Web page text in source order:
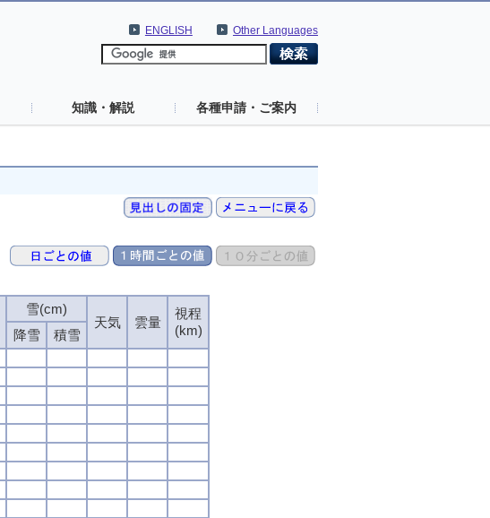
Other Languages
ENGLISH
知識・解説 各種申請・ご案内
雪(cm)
天気
雲量
視程
(km)
降雪
積雪